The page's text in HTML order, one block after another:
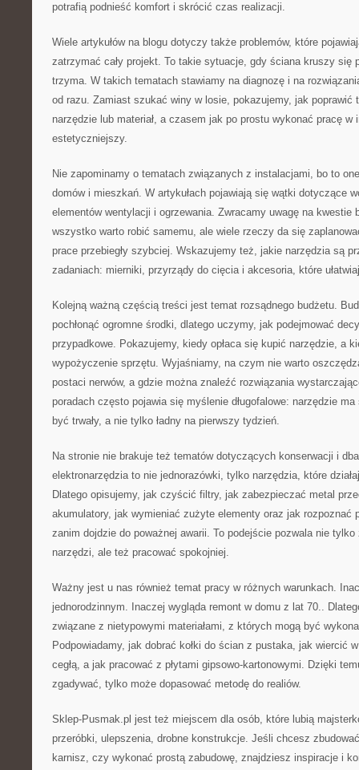
potrafią podnieść komfort i skrócić czas realizacji.
Wiele artykułów na blogu dotyczy także problemów, które
zatrzymać cały projekt. To takie sytuacje, gdy ściana kruszy się
trzyma. W takich tematach stawiamy na diagnozę i na
od razu. Zamiast szukać winy w losie, pokazujemy, jak poprawić
narzędzie lub materiał, a czasem jak po prostu wykonać pracę w
estetyczniejszy.
Nie zapominamy o tematach związanych z instalacjami, bo to
domów i mieszkań. W artykułach pojawiają się wątki dotyczące
elementów wentylacji i ogrzewania. Zwracamy uwagę na kwestie
wszystko warto robić samemu, ale wiele rzeczy da się
prace przebiegły szybciej. Wskazujemy też, jakie narzędzia są
zadaniach: mierniki, przyrządy do cięcia i akcesoria, które
Kolejną ważną częścią treści jest temat rozsądnego budżetu.
pochłonąć ogromne środki, dlatego uczymy, jak podejmować
przypadkowe. Pokazujemy, kiedy opłaca się kupić narzędzie, a
wypożyczenie sprzętu. Wyjaśniamy, na czym nie warto
postaci nerwów, a gdzie można znaleźć rozwiązania
poradach często pojawia się myślenie długofalowe: narzędzie ma
być trwały, a nie tylko ładny na pierwszy tydzień.
Na stronie nie brakuje też tematów dotyczących konserwacji i
elektronarzędzia to nie jednorazówki, tylko narzędzia, które
Dlatego opisujemy, jak czyścić filtry, jak zabezpieczać metal
akumulatory, jak wymieniać zużyte elementy oraz jak rozpoznać
zanim dojdzie do poważnej awarii. To podejście pozwala nie
narzędzi, ale też pracować spokojniej.
Ważny jest u nas również temat pracy w różnych warunkach.
jednorodzinnym. Inaczej wygląda remont w domu z lat 70..
związane z nietypowymi materiałami, z których mogą być
Podpowiadamy, jak dobrać kołki do ścian z pustaka, jak wiercić
cegłą, a jak pracować z płytami gipsowo-kartonowymi. Dzięki
zgadywać, tylko może dopasować metodę do realiów.
Sklep-Pusmak.pl jest też miejscem dla osób, które lubią
przeróbki, ulepszenia, drobne konstrukcje. Jeśli chcesz
karnisz, czy wykonać prostą zabudowę, znajdziesz inspiracje i